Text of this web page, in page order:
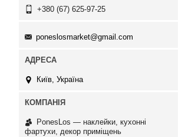
+380 (67) 625-97-25
poneslosmarket@gmail.com
Київ, Україна
PonesLos ― наклейки, кухонні
фартухи, декор приміщень